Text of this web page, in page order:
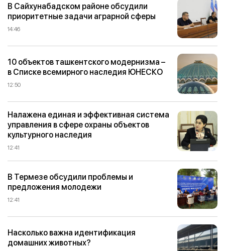
В Сайхунабадском районе обсудили
приоритетные задачи аграрной сферы
14:46
10 объектов ташкентского модернизма –
в Списке всемирного наследия ЮНЕСКО
12:50
Налажена единая и эффективная система
управления в сфере охраны объектов
культурного наследия
12:41
В Термезе обсудили проблемы и
предложения молодежи
12:41
Насколько важна идентификация
домашних животных?